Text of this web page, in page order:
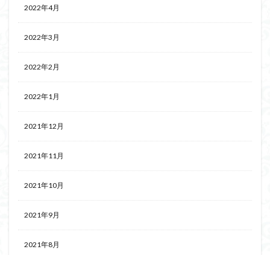
2022年4月
2022年3月
2022年2月
2022年1月
2021年12月
2021年11月
2021年10月
2021年9月
2021年8月